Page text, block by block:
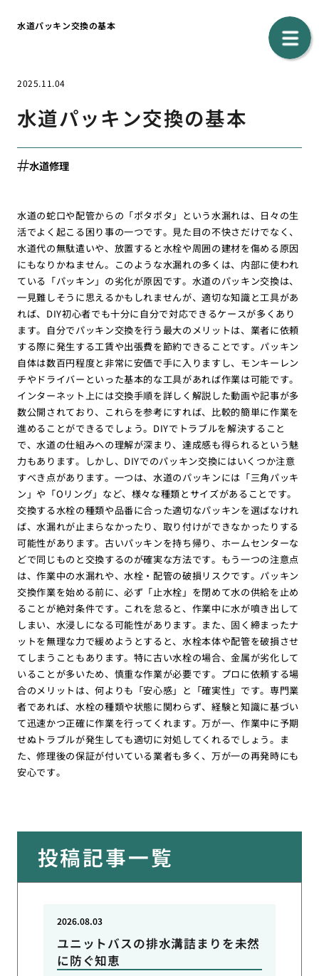
水道パッキン交換の基本
2025.11.04
水道パッキン交換の基本
水道修理
水道の蛇口や配管からの「ポタポタ」という水漏れは、日々の生
活でよく起こる困り事の一つです。見た目の不快さだけでなく、
水道代の無駄遣いや、放置すると水栓や周囲の建材を傷める原因
にもなりかねません。このような水漏れの多くは、内部に使われ
ている「パッキン」の劣化が原因です。水道のパッキン交換は、
一見難しそうに思えるかもしれませんが、適切な知識と工具があ
れば、DIY初心者でも十分に自分で対応できるケースが多くあり
ます。自分でパッキン交換を行う最大のメリットは、業者に依頼
する際に発生する工賃や出張費を節約できることです。パッキン
自体は数百円程度と非常に安価で手に入りますし、モンキーレン
チやドライバーといった基本的な工具があれば作業は可能です。
インターネット上には交換手順を詳しく解説した動画や記事が多
数公開されており、これらを参考にすれば、比較的簡単に作業を
進めることができるでしょう。DIYでトラブルを解決すること
で、水道の仕組みへの理解が深まり、達成感も得られるという魅
力もあります。しかし、DIYでのパッキン交換にはいくつか注意
すべき点があります。一つは、水道のパッキンには「三角パッキ
ン」や「Oリング」など、様々な種類とサイズがあることです。
交換する水栓の種類や品番に合った適切なパッキンを選ばなけれ
ば、水漏れが止まらなかったり、取り付けができなかったりする
可能性があります。古いパッキンを持ち帰り、ホームセンターな
どで同じものと交換するのが確実な方法です。もう一つの注意点
は、作業中の水漏れや、水栓・配管の破損リスクです。パッキン
交換作業を始める前に、必ず「止水栓」を閉めて水の供給を止め
ることが絶対条件です。これを怠ると、作業中に水が噴き出して
しまい、水浸しになる可能性があります。また、固く締まったナ
ットを無理な力で緩めようとすると、水栓本体や配管を破損させ
てしまうこともあります。特に古い水栓の場合、金属が劣化して
いることが多いため、慎重な作業が必要です。プロに依頼する場
合のメリットは、何よりも「安心感」と「確実性」です。専門業
者であれば、水栓の種類や状態に関わらず、経験と知識に基づい
て迅速かつ正確に作業を行ってくれます。万が一、作業中に予期
せぬトラブルが発生しても適切に対処してくれるでしょう。ま
た、修理後の保証が付いている業者も多く、万が一の再発時にも
安心です。
投稿記事一覧
ユニットバスの排水溝詰まりを未然
に防ぐ知恵
2026.08.03